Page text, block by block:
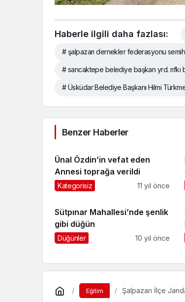
Haberle ilgili daha fazlası:
# şalpazarı dernekler federasyonu
# sancaktepe belediye başkan yrd. rıfkı
# Üsküdar Belediye Başkanı Hilmi
Benzer Haberler
Ünal Özdin’in vefat eden
Annesi toprağa verildi
Kategorisiz 11 yıl önce
Sütpınar Mahallesi’nde şenlik
gibi düğün
Düğünler 10 yıl önce
Eğitim Şalpazarı İlçe